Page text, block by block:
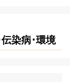
染病･環境